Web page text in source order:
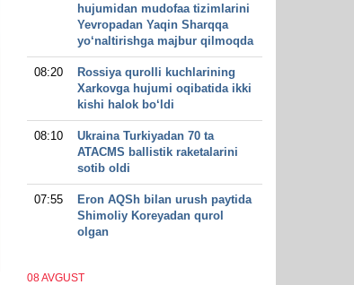
hujumidan mudofaa tizimlarini
Yevropadan Yaqin Sharqqa
yo‘naltirishga majbur qilmoqda
08:20
Rossiya qurolli kuchlarining
Xarkovga hujumi oqibatida ikki
kishi halok bo‘ldi
08:10
Ukraina Turkiyadan 70 ta
ATACMS ballistik raketalarini
sotib oldi
07:55
Eron AQSh bilan urush paytida
Shimoliy Koreyadan qurol
olgan
08 AVGUST